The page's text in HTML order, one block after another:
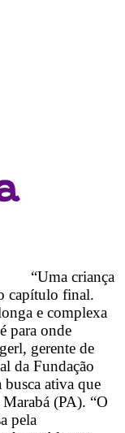
“Uma criança
capítulo final.
e complexa
para onde
gerente de
da Fundação
ativa que
(PA). “O
pela